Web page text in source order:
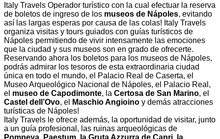
Italy Travels Operador turístico con la cual efectuar la reserva
de boletos de ingreso de los museos de Nápoles, evitando
así las largas esperas por causa de las colas! Italy Travels
organiza visitas y tours guiados con guías turísticos de
Nápoles permitiendo de vivir intensamente las emociones
que la ciudad y sus museos son en grado de ofrecerte.
Reservando ahora los boletos para los museos de Nápoles,
podrás admirar los tesoros de esta extraordinaria ciudad
única en todo el mundo, el Palacio Real de Caserta, el
Museo Arqueológico Nacional de Nápoles, el Palacio Real,
el museo de Capodimonte, la Certosa de San Marino, el
Castel dell’Ovo, el Maschio Angioino y demás atracciones
turísticas de Nápoles!
Italy Travels le ofrece además, la oportunidad de visitar, junto
a un guía profesional, las ruinas arqueológicas de
Pompeya, Paestum, la Gruta Azzurra de Capri, la